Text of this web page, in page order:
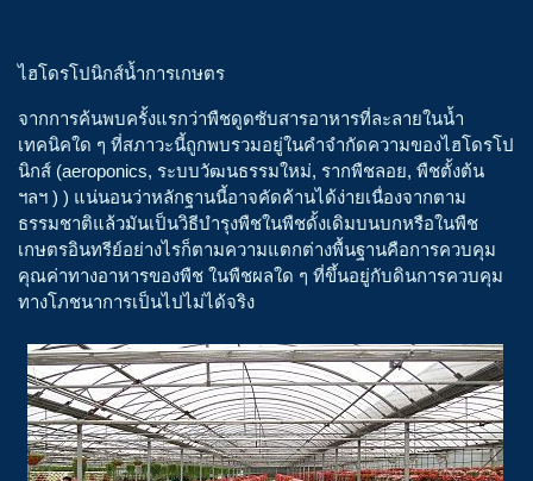
ไฮโดรโปนิกส์น้ำการเกษตร
จากการค้นพบครั้งแรกว่าพืชดูดซับสารอาหารที่ละลายในน้ำ
เทคนิคใด ๆ ที่สภาวะนี้ถูกพบรวมอยู่ในคำจำกัดความของไฮโดรโป
นิกส์ (aeroponics, ระบบวัฒนธรรมใหม่, รากพืชลอย, พืชตั้งต้น
ฯลฯ ) ) แน่นอนว่าหลักฐานนี้อาจคัดค้านได้ง่ายเนื่องจากตาม
ธรรมชาติแล้วมันเป็นวิธีบำรุงพืชในพืชดั้งเดิมบนบกหรือในพืช
เกษตรอินทรีย์อย่างไรก็ตามความแตกต่างพื้นฐานคือการควบคุม
คุณค่าทางอาหารของพืช ในพืชผลใด ๆ ที่ขึ้นอยู่กับดินการควบคุม
ทางโภชนาการเป็นไปไม่ได้จริง